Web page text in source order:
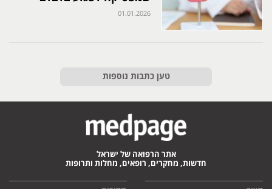
01.01.2026
טען כתבות נוספות
אתר הרפואה של ישראל
חדשות, מחקרים, רופאים, מחלות ותרופות